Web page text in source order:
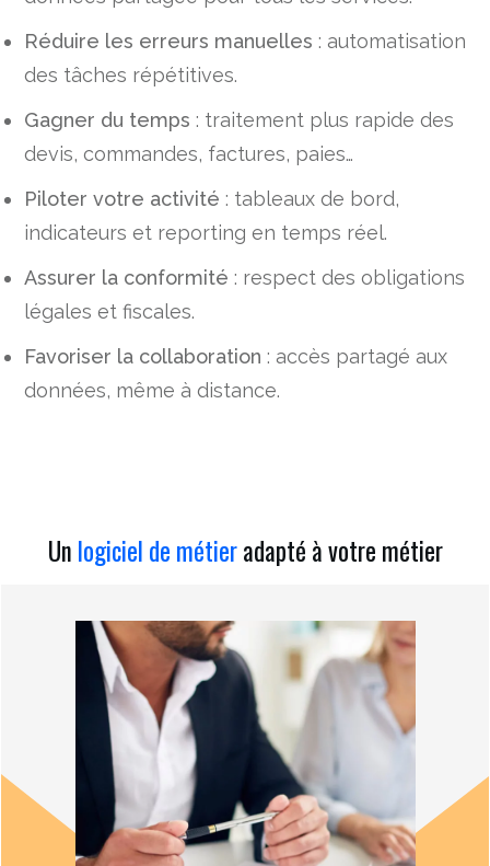
Réduire les erreurs manuelles : automatisation
des tâches répétitives.
Gagner du temps : traitement plus rapide des
devis, commandes, factures, paies…
Piloter votre activité : tableaux de bord,
indicateurs et reporting en temps réel.
Assurer la conformité : respect des obligations
légales et fiscales.
Favoriser la collaboration : accès partagé aux
données, même à distance.
Un logiciel de métieradapté à votre métier